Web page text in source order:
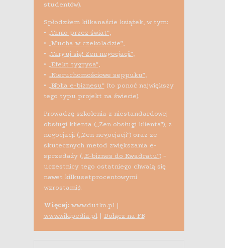
studentów).
Spłodziłem kilkanaście książek, w tym:
• „Tanio przez świat”,
• „Mucha w czekoladzie”,
• „Targuj się! Zen negocjacji”,
• „Efekt tygrysa”,
• „Nieruchomościowe seppuku”,
• „Biblia e-biznesu”(to ponoć największy
tego typu projekt na świecie).
Prowadzę szkolenia z niestandardowej
obsługi klienta („Zen obsługi klienta”), z
negocjacji („Zen negocjacji”) oraz ze
skutecznych metod zwiększania e-
sprzedaży („E-biznes do Kwadratu”) -
uczestnicy tego ostatniego chwalą się
nawet kilkusetprocentowymi
wzrostami;).
Więcej: www.dutko.pl|
www.wikipedia.pl| Dołącz na FB